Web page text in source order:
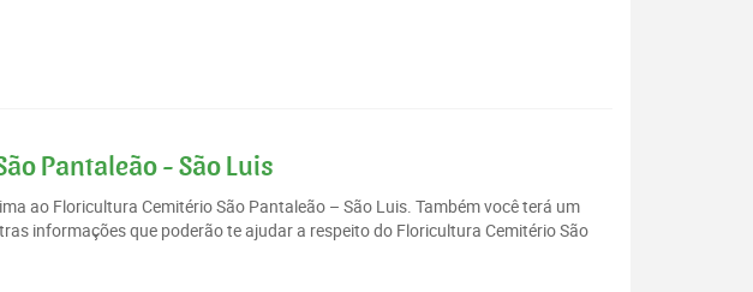
Pantaleão - São Luis
ao Floricultura Cemitério São Pantaleão – São Luis. Também você terá um
informações que poderão te ajudar a respeito do Floricultura Cemitério São